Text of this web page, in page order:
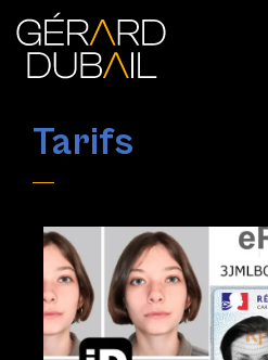
Tarifs